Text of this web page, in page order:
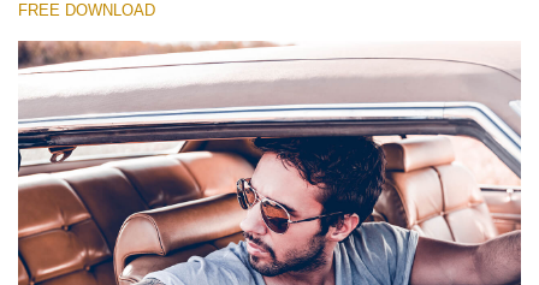
(2067 Lr Presets)
Tải xuống miễn phí
FREE DOWNLOAD